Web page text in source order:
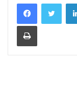
Print